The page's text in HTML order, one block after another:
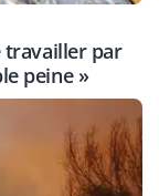
travailler par
peine »